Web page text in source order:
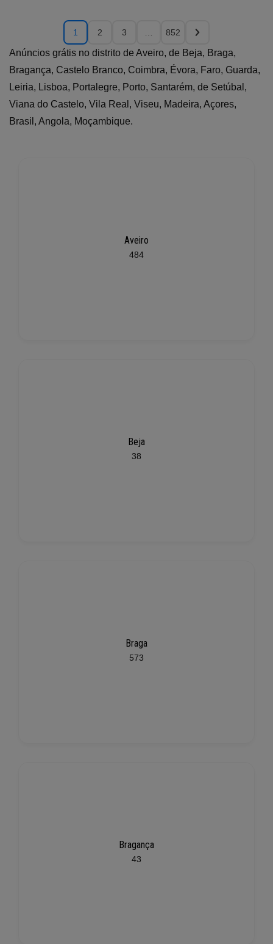
1 2 3 852
Anúncios grátis no distrito de Aveiro, de Beja, Braga,
Bragança, Castelo Branco, Coimbra, Évora, Faro, Guarda,
Leiria, Lisboa, Portalegre, Porto, Santarém, de Setúbal,
Viana do Castelo, Vila Real, Viseu, Madeira, Açores,
Brasil, Angola, Moçambique.
Aveiro
484
Beja
38
Braga
573
Bragança
43